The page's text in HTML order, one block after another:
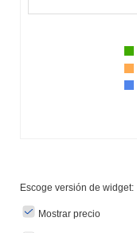
Escoge versión de widget:
Mostrar precio